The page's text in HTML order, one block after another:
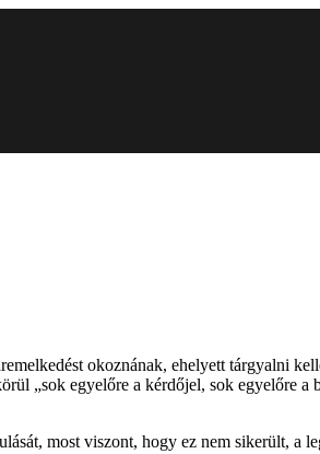
okoznának, ehelyett tárgyalni
„sok egyelőre a kérdőjel, sok egyelőre a
most viszont, hogy ez nem sikerült, a